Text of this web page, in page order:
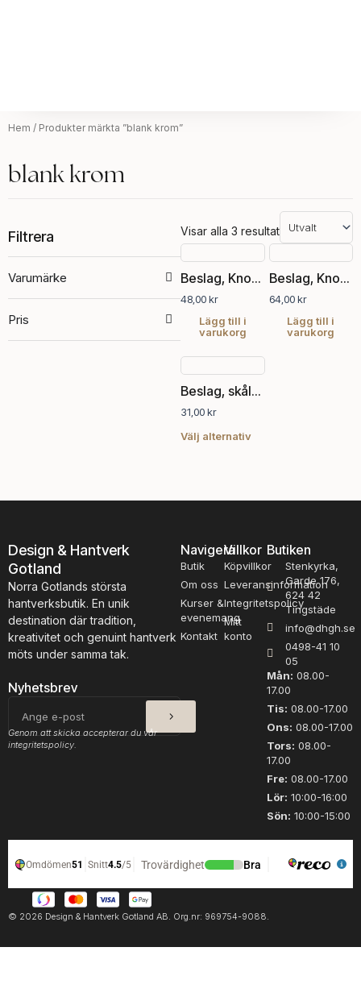
Hem / Produkter märkta ”blank krom”
blank krom
Filtrera
Varumärke
Pris
Visar alla 3 resultat
Beslag, Knopp
48,00kr
Lägg till i
varukorg
Beslag, Knopp oval blank krom
64,00kr
Lägg till i
varukorg
Beslag, skålhandtag
31,00kr
Välj alternativ
produkten
flera
alternativen
på
produktsidan
Design & Hantverk
Gotland
Norra Gotlands största
hantverksbutik. En unik
destination där tradition,
kreativitet och genuint hantverk
möts under samma tak.
Nyhetsbrev
post
SKICKA
Genom att skicka accepterar du vår
integritetspolicy.
Navigera
Butik
Om oss
Kurser &
evenemang
Kontakt
Villkor
Köpvillkor
Leveransinformation
Integritetspolicy
Mitt
konto
Butiken
Stenkyrka,
Garde 176,
624 42
Tingstäde
info@dhgh.se
0498-41 10
05
Mån: 08.00-
17.00
Tis: 08.00-17.00
Ons: 08.00-17.00
Tors: 08.00-
17.00
Fre: 08.00-17.00
Lör: 10:00-16:00
Sön: 10:00-15:00
© 2026 Design & Hantverk Gotland AB. Org.nr: 969754-9088.